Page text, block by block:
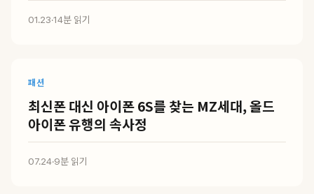
01.23·14분 읽기
패션
최신폰 대신 아이폰 6S를 찾는 MZ세대, 올드
아이폰 유행의 속사정
07.24·9분 읽기